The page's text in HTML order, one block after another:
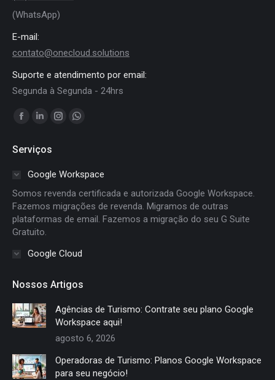
(WhatsApp)
E-mail:
contato@onecloud.solutions
Suporte e atendimento por email:
Segunda à Segunda - 24hrs
Encontre-nos em:
Facebook
opens
window
Linkedin
opens
in
window
Instagram
in
window
Whatsapp
in
window
Serviços
Google Workspace
Somos revenda certificada e autorizada Google Workspace.
Fazemos migrações de revenda. Migramos de outras
plataformas de email. Fazemos a migração do seu G Suite
Gratuito.
Google Cloud
Nossos Artigos
Agências de Turismo: Contrate seu plano Google
Workspace aqui!
agosto 6, 2026
Operadoras de Turismo: Planos Google Workspace
para seu negócio!